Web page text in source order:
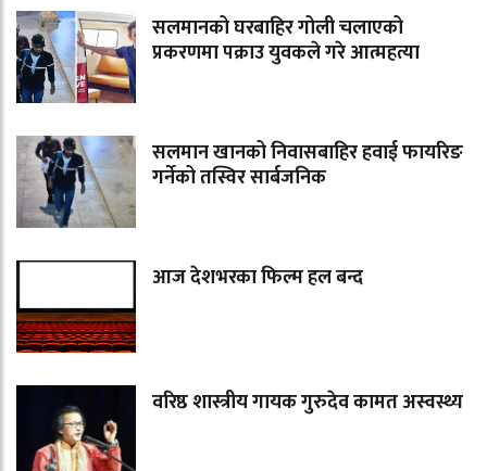
सलमानको घरबाहिर गोली चलाएको
प्रकरणमा पक्राउ युवकले गरे आत्महत्या
सलमान खानको निवासबाहिर हवाई फायरिङ
गर्नेको तस्विर सार्बजनिक
आज देशभरका फिल्म हल बन्द
वरिष्ठ शास्त्रीय गायक गुरुदेव कामत अस्वस्थ्य